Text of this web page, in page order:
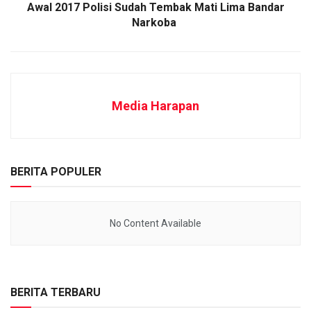
Awal 2017 Polisi Sudah Tembak Mati Lima Bandar
Narkoba
Media Harapan
BERITA POPULER
No Content Available
BERITA TERBARU